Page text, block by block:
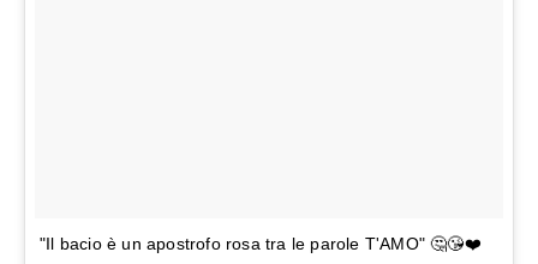
"Il bacio è un apostrofo rosa tra le parole T'AMO" 🤔😘❤️